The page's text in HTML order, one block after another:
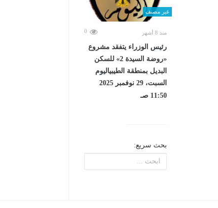
غير مصنف
منذ 8 أشهر 0
رئيس الوزراء يتفقد مشروع
«روضة السيدة 2» للسكن
البديل بمنطقة الطيبياليوم
السبت، 29 نوفمبر 2025
11:50 صـ
بحث سريع: